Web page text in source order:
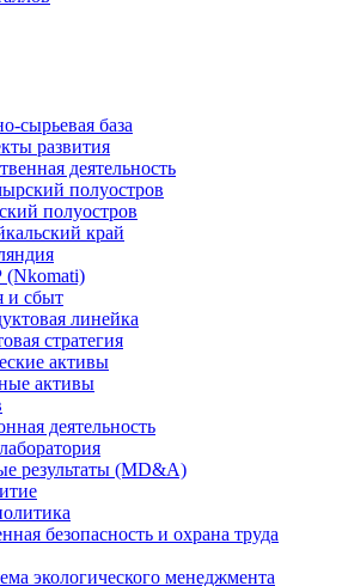
сырьевая база
развития
деятельность
полуостров
полуостров
край
и сбыт
линейка
стратегия
активы
активы
деятельность
результаты (MD&A)
безопасность и охрана труда
экологического менеджмента